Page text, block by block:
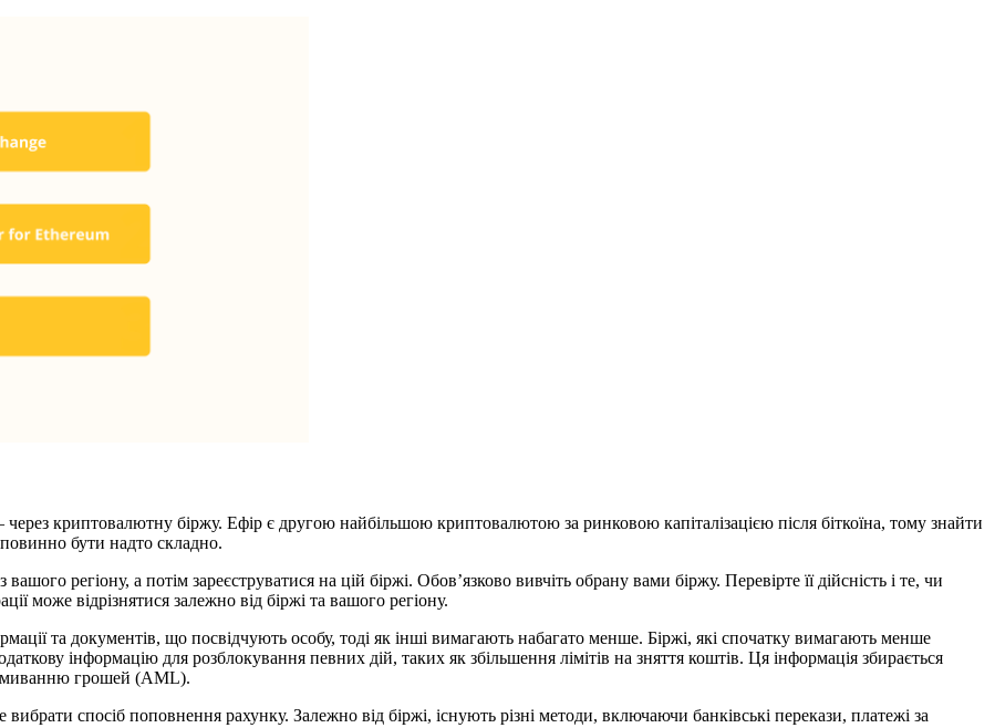
криптовалютну біржу. Ефір є другою найбільшою криптовалютою за ринковою капіталізацією після біткоїна, тому знайти
бути надто складно.
регіону, а потім зареєструватися на цій біржі. Обов’язково вивчіть обрану вами біржу. Перевірте її дійсність і те, чи
може відрізнятися залежно від біржі та вашого регіону.
та документів, що посвідчують особу, тоді як інші вимагають набагато менше. Біржі, які спочатку вимагають менше
інформацію для розблокування певних дій, таких як збільшення лімітів на зняття коштів. Ця інформація збирається
грошей (AML).
спосіб поповнення рахунку. Залежно від біржі, існують різні методи, включаючи банківські перекази, платежі за